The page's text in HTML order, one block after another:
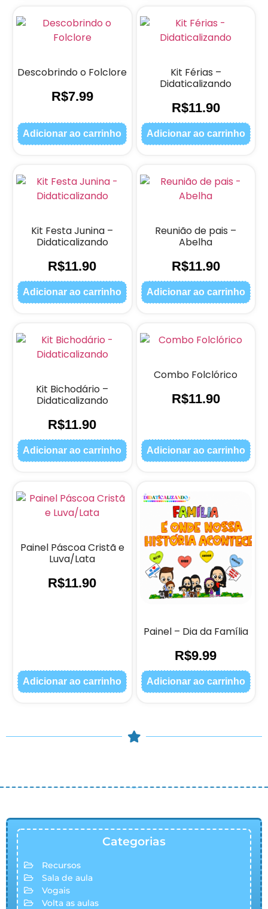
Descobrindo o Folclore
R$7.99
Adicionar ao carrinho
Kit Férias –
Didaticalizando
R$11.90
Adicionar ao carrinho
Kit Festa Junina –
Didaticalizando
R$11.90
Adicionar ao carrinho
Reunião de pais –
Abelha
R$11.90
Adicionar ao carrinho
Kit Bichodário –
Didaticalizando
R$11.90
Adicionar ao carrinho
Combo Folclórico
R$11.90
Adicionar ao carrinho
Painel Páscoa Cristã e
Luva/Lata
R$11.90
Adicionar ao carrinho
Painel – Dia da Família
R$9.99
Adicionar ao carrinho
Categorias
Recursos
Sala de aula
Vogais
Volta as aulas